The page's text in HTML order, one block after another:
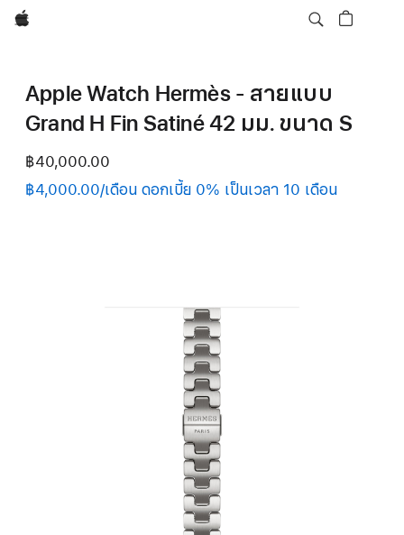
Apple
Apple Watch Hermès - สายแบบ
Grand H Fin Satiné 42 มม. ขนาด S
฿40,000.00
฿4,000.00/เดือน ดอกเบี้ย 0% เป็นเวลา 10 เดือน